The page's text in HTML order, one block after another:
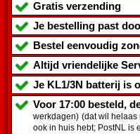
Gratis verzending
Je bestelling past
Bestel eenvoudig
Altijd vriendelijke
Je KL1/3N batterij is
Voor 17:00 besteld,
werkdagen) (dat wil helaas
ook in huis hebt; PostNL is